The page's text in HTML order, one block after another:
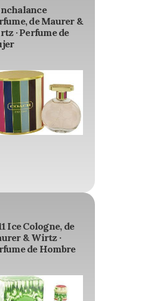
de Maurer &
· Perfume de
Ice Cologne, de
& Wirtz ·
de Hombre